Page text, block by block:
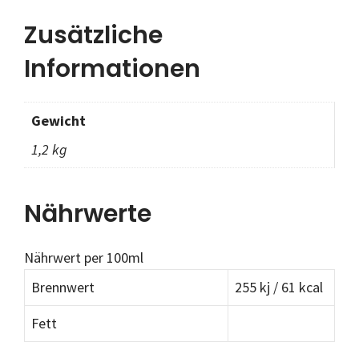
Zusätzliche
Informationen
Gewicht
1,2 kg
Nährwerte
Nährwert per 100ml
Brennwert
255 kj / 61 kcal
Fett